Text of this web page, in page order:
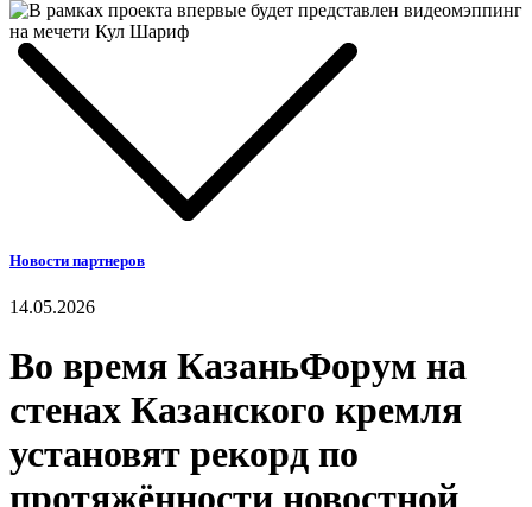
Новости партнеров
14.05.2026
Во время КазаньФорум на
стенах Казанского кремля
установят рекорд по
протяжённости новостной